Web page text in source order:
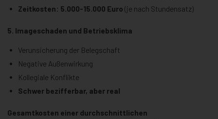
Zeitkosten: 5.000-15.000 Euro (je nach Stundensatz)
5. Imageschaden und Betriebsklima
Verunsicherung der Belegschaft
Negative Außenwirkung
Kollegiale Konflikte
Schwer bezifferbar, aber real
Gesamtkosten einer durchschnittlichen